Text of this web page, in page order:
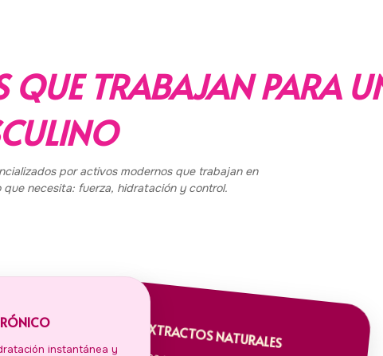
QUE TRABAJAN PARA
por activos modernos que trabajan en
necesita: fuerza, hidratación y control.
instantánea y
EXTRACTOS NATURALES